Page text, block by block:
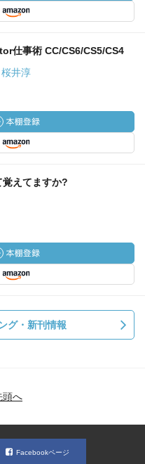
仕事術 CC/CS6/CS5/CS4
井淳
えてますか?
グ・新刊情報
頭へ
Facebookページ